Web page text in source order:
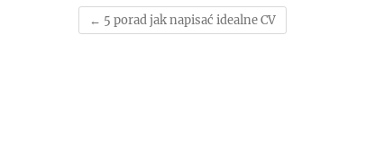
← 5 porad jak napisać idealne CV